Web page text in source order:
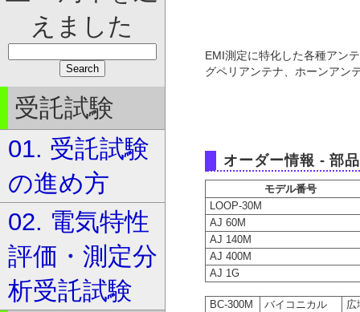
EMI測定に特化した各種アン
グペリアンテナ、ホーンアン
オーダー情報 - 部
モデル番号
LOOP-30M
AJ 60M
AJ 140M
AJ 400M
AJ 1G
BC-300M バイコニカル
広
えました
受託試験
01. 受託試験
の進め方
02. 電気特性
評価・測定分
析受託試験